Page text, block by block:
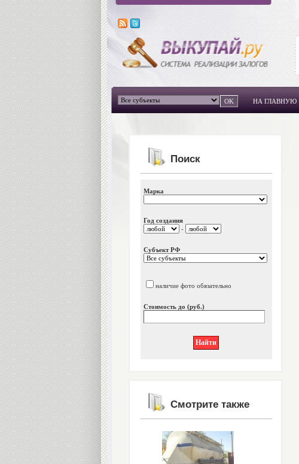
НА ГЛАВНУЮ
Поиск
Марка
Год создания
-
Субъект РФ
наличие фото обязательно
Стоимость до (руб.)
Смотрите также